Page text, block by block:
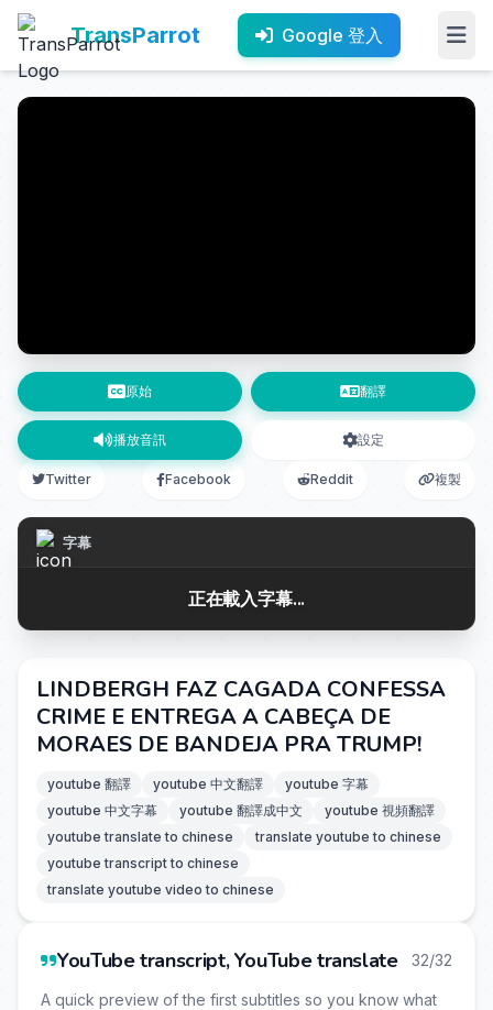
TransParrot Google 登入
原始 翻譯
播放音訊 設定
Twitter Facebook Reddit 複製
字幕
正在載入字幕...
LINDBERGH FAZ CAGADA CONFESSA
CRIME E ENTREGA A CABEÇA DE
MORAES DE BANDEJA PRA TRUMP!
youtube 翻譯 youtube 中文翻譯
youtube 字幕
youtube 中文字幕
youtube 翻譯成中文
youtube 視頻翻譯
youtube translate to chinese
translate youtube to chinese
youtube transcript to chinese
translate youtube video to chinese
YouTube transcript, YouTube translate 32/32
A quick preview of the first subtitles so you know what